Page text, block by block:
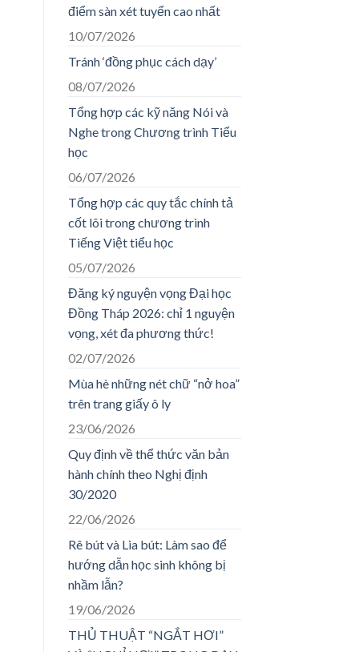
điểm sàn xét tuyển cao nhất
10/07/2026
Tránh ‘đồng phục cách dạy’
08/07/2026
Tổng hợp các kỹ năng Nói và
Nghe trong Chương trình Tiểu
học
06/07/2026
Tổng hợp các quy tắc chính tả
cốt lõi trong chương trình
Tiếng Việt tiểu học
05/07/2026
Đăng ký nguyện vọng Đại học
Đồng Tháp 2026: chỉ 1 nguyện
vọng, xét đa phương thức!
02/07/2026
Mùa hè những nét chữ “nở hoa”
trên trang giấy ô ly
23/06/2026
Quy định về thể thức văn bản
hành chính theo Nghị định
30/2020
22/06/2026
Rê bút và Lia bút: Làm sao để
hướng dẫn học sinh không bị
nhầm lẫn?
19/06/2026
THỦ THUẬT “NGẮT HƠI”